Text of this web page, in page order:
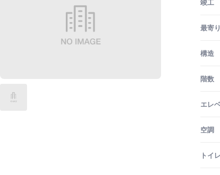
竣工
最寄
構造
階数
エレ
空調
トイ